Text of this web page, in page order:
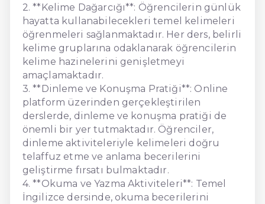
2. **Kelime Dağarcığı**: Öğrencilerin günlük
hayatta kullanabilecekleri temel kelimeleri
öğrenmeleri sağlanmaktadır. Her ders, belirli
kelime gruplarına odaklanarak öğrencilerin
kelime hazinelerini genişletmeyi
amaçlamaktadır.
3. **Dinleme ve Konuşma Pratiği**: Online
platform üzerinden gerçekleştirilen
derslerde, dinleme ve konuşma pratiği de
önemli bir yer tutmaktadır. Öğrenciler,
dinleme aktiviteleriyle kelimeleri doğru
telaffuz etme ve anlama becerilerini
geliştirme fırsatı bulmaktadır.
4. **Okuma ve Yazma Aktiviteleri**: Temel
İngilizce dersinde, okuma becerilerini